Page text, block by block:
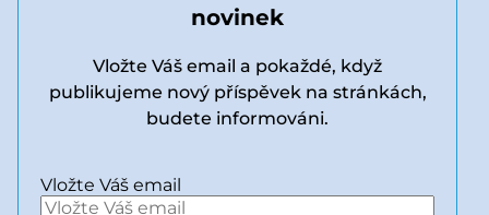
novinek
Vložte Váš email a pokaždé, když
publikujeme nový příspěvek na stránkách,
budete informováni.
Vložte Váš email